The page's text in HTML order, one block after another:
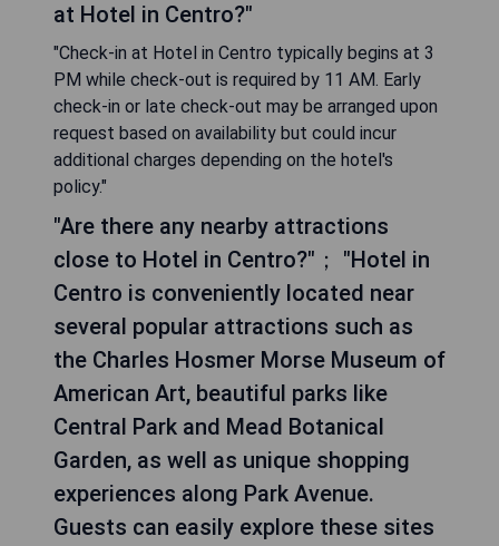
at Hotel in Centro?"
"Check-in at Hotel in Centro typically begins at 3
PM while check-out is required by 11 AM. Early
check-in or late check-out may be arranged upon
request based on availability but could incur
additional charges depending on the hotel's
policy."
"Are there any nearby attractions
close to Hotel in Centro?"； "Hotel in
Centro is conveniently located near
several popular attractions such as
the Charles Hosmer Morse Museum of
American Art, beautiful parks like
Central Park and Mead Botanical
Garden, as well as unique shopping
experiences along Park Avenue.
Guests can easily explore these sites